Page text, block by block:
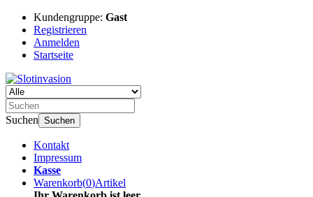
Kundengruppe: Gast
Registrieren
Anmelden
Startseite
Suchen Suchen
Kontakt
Impressum
Kasse
Warenkorb(0)Artikel